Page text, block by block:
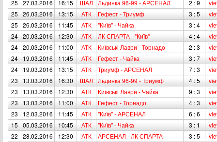
25
27.03.2016 16:15 ШАЛ Льдинка 96-99 - АРСЕНАЛ 2 : 9
25 26.03.2016 13:15 АТК Гефест - Триумф 3 : 5
25
26.03.2016 11:45 АТК "Київ" - Чайка 3 : 4
24 20.03.2016 12:30 АТК ЛК СПАРТА - "Київ" 4 : 4
24 20.03.2016 11:00 АТК Київськi Лаври - Торнадо 2 : 3
24
19.03.2016 11:45 АТК Гефест - Чайка 3 : 7
24
19.03.2016 13:15 АТК Триумф - АРСЕНАЛ 7 : 3
23
13.03.2016 16:30 ШАЛ Льдинка 96-99 - Триумф 4 : 5
23
13.03.2016 12:30 АТК Київськi Лаври - Чайка 9 : 3
23
13.03.2016 11:00 АТК Гефест - Торнадо 4 : 3
23
12.03.2016 11:45 АТК "Київ" - АРСЕНАЛ 6 : 6
15 05.03.2016 10:45 АТК "Київ" - Чайка 3 : 1
22
28.02.2016 12:30 АТК АРСЕНАЛ - ЛК СПАРТА 3 : 5